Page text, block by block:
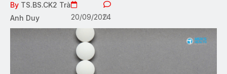
By TS.BS.CK2 Trà
Anh Duy
20/09/2024
0